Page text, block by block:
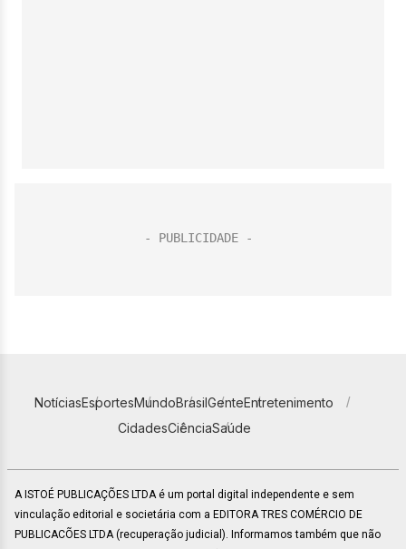
NotíciasEsportesMundoBrasilGenteEntretenimento
CidadesCiênciaSaúde
A ISTOÉ PUBLICAÇÕES LTDA é um portal digital independente e sem
vinculação editorial e societária com a EDITORA TRES COMÉRCIO DE
PUBLICACÕES LTDA (recuperação judicial). Informamos também que não